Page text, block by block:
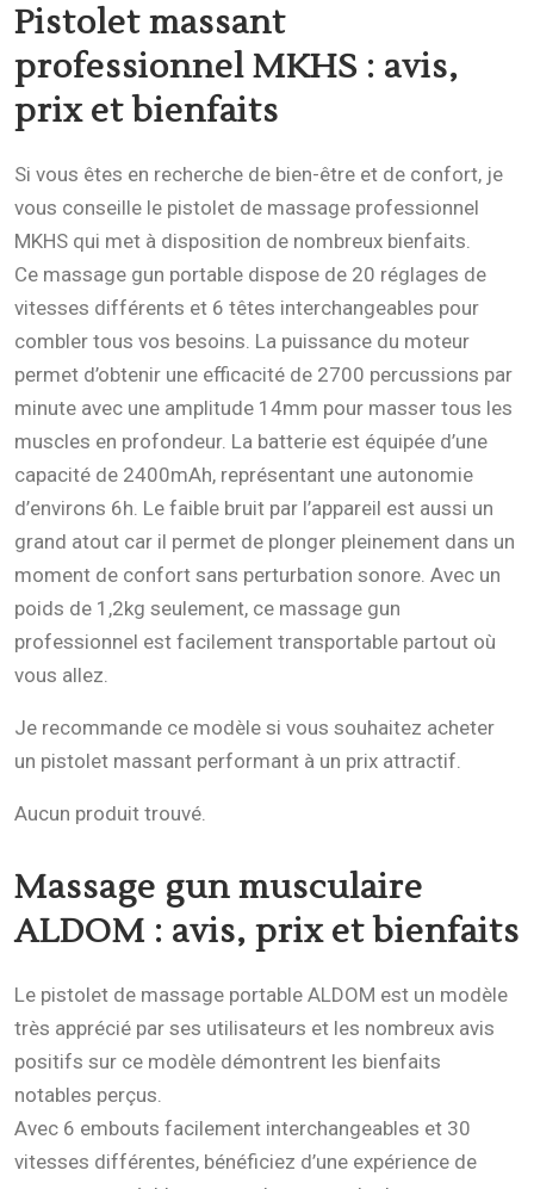
Pistolet massant
professionnel MKHS : avis,
prix et bienfaits
Si vous êtes en recherche de bien-être et de confort, je
vous conseille le pistolet de massage professionnel
MKHS qui met à disposition de nombreux bienfaits.
Ce massage gun portable dispose de 20 réglages de
vitesses différents et 6 têtes interchangeables pour
combler tous vos besoins. La puissance du moteur
permet d’obtenir une efficacité de 2700 percussions par
minute avec une amplitude 14mm pour masser tous les
muscles en profondeur. La batterie est équipée d’une
capacité de 2400mAh, représentant une autonomie
d’environs 6h. Le faible bruit par l’appareil est aussi un
grand atout car il permet de plonger pleinement dans un
moment de confort sans perturbation sonore. Avec un
poids de 1,2kg seulement, ce massage gun
professionnel est facilement transportable partout où
vous allez.
Je recommande ce modèle si vous souhaitez acheter
un pistolet massant performant à un prix attractif.
Aucun produit trouvé.
Massage gun musculaire
ALDOM : avis, prix et bienfaits
Le pistolet de massage portable ALDOM est un modèle
très apprécié par ses utilisateurs et les nombreux avis
positifs sur ce modèle démontrent les bienfaits
notables perçus.
Avec 6 embouts facilement interchangeables et 30
vitesses différentes, bénéficiez d’une expérience de